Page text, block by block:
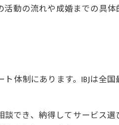
び方のコツ
ポイント
比較基準
かる相性
べきポイント
動の流れや成婚までの具体
体制にあります。IBJは全
でき、納得してサービス